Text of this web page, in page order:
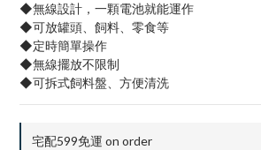
◆無線設計，一顆電池就能運作
◆可放罐頭、飼料、零食等
◆定時簡單操作
◆無線擺放不限制
◆可拆式飼料盤、方便清洗
宅配599免運 on order